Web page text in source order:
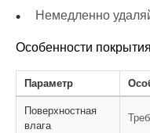
Немедленно
Особенности покрытия
Параметр
Поверхностная
влага